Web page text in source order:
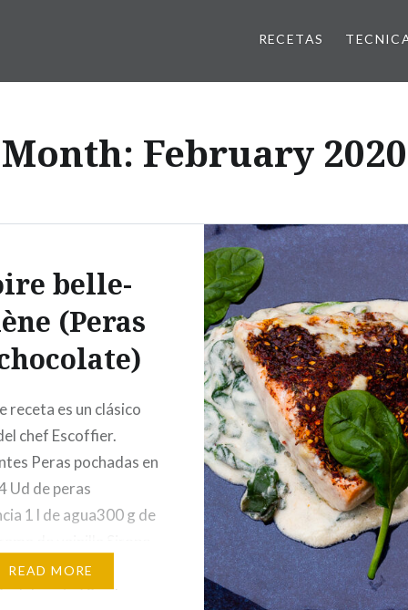
RECETAS
Month: February 2020
belle-
(Peras
receta es un clásico
chef Escoffier.
Peras pochadas en
Ud de peras
1 l de agua300 g de
180 ml de
de nata60 g de
READ MORE